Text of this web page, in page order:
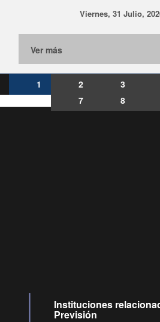
Viernes, 31 Julio,
Ver más
1 2 3
7
8
Instituciones
Previsión